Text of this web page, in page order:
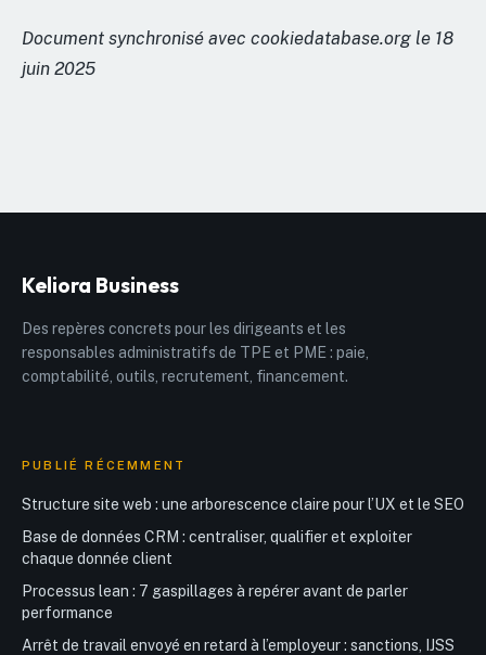
Document synchronisé avec cookiedatabase.org le 18
juin 2025
Keliora Business
Des repères concrets pour les dirigeants et les
responsables administratifs de TPE et PME : paie,
comptabilité, outils, recrutement, financement.
PUBLIÉ RÉCEMMENT
Structure site web : une arborescence claire pour l’UX et le SEO
Base de données CRM : centraliser, qualifier et exploiter
chaque donnée client
Processus lean : 7 gaspillages à repérer avant de parler
performance
Arrêt de travail envoyé en retard à l’employeur : sanctions, IJSS